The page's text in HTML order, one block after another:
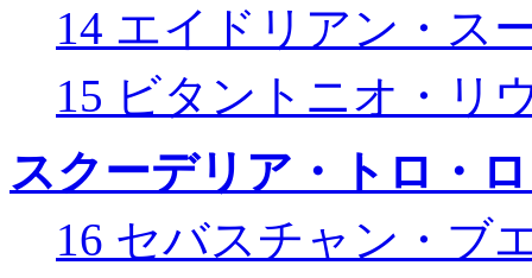
14 エイドリアン・ス
15 ビタントニオ・リ
スクーデリア・トロ・
16 セバスチャン・ブ